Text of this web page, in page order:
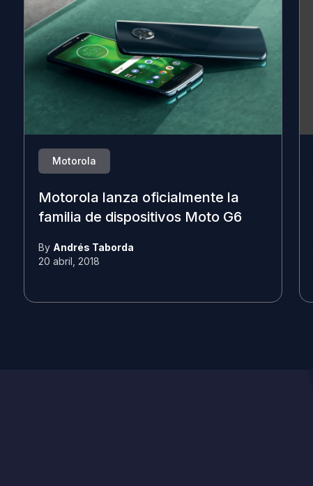
Motorola
Motorola lanza oficialmente la
familia de dispositivos Moto G6
By Andrés Taborda
20 abril, 2018